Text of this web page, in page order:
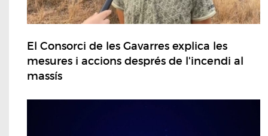
El Consorci de les Gavarres explica les
mesures i accions després de l'incendi al
massís